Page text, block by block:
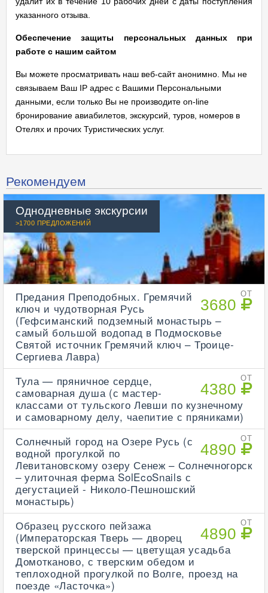
указанного отзыва.
Обеспечение защиты персональных данных при
работе с нашим сайтом
Вы можете просматривать наш веб-сайт анонимно. Мы не
связываем Ваш IP адрес с Вашими Персональными
данными, если только Вы не производите on-line
бронирование авиабилетов, экскурсий, туров, номеров в
Отелях и прочих Туристических услуг.
Рекомендуем
Однодневные экскурсии
>1700 ПРЕДЛОЖЕНИЙ
ОТ
3680
Предания Преподобных. Гремячий
ключ и чудотворная Русь
(Гефсиманский подземный монастырь –
самый большой водопад в Подмосковье
Святой источник Гремячий ключ – Троице-
Сергиева Лавра)
ОТ
4380
Тула — пряничное сердце,
самоварная душа (с мастер-
классами от тульского Левши по кузнечному
и самоварному делу, чаепитие с пряниками)
ОТ
4890
Солнечный город на Озере Русь (с
водной прогулкой по
Левитановскому озеру Сенеж – Солнечногорск
– улиточная ферма SolEcoSnails с
дегустацией - Николо-Пешношский
монастырь)
ОТ
4890
Образец русского пейзажа
(Императорская Тверь — дворец
тверской принцессы — цветущая усадьба
Домотканово, с тверским обедом и
теплоходной прогулкой по Волге, проезд на
поезде «Ласточка»)